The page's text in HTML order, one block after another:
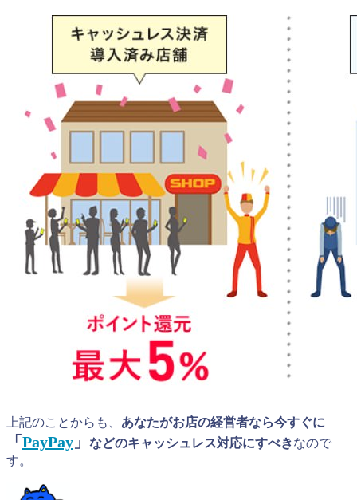
上記のことからも、 あなたがお店の経営者なら今すぐに
「 PayPay 」 などのキャッシュレス対応にすべきなので
す。